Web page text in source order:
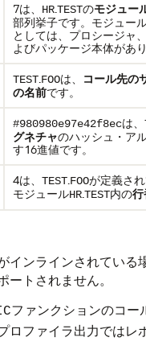
7は、 HR.TESTのモジュー
部列挙子です。モジュー
としては、プロシージャ
よびパッケージ本体があり
TEST.FOOは、
コール先の
の名前です。
#980980e97e42f8ecは、
グネチャのハッシュ・ア
す16進値です。
4は、 TEST.FOOが定義さ
モジュールHR.TEST内の
インラインされている
ートされません。
ファンクションのコー
ロファイラ出力ではレ